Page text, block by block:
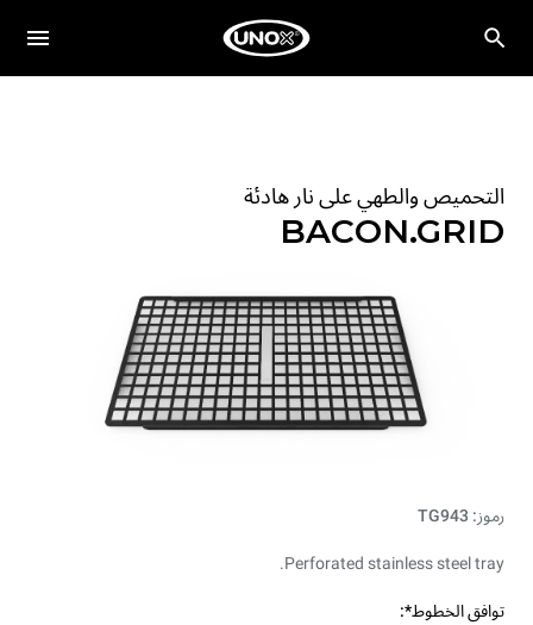
التحميص والطهي على نار هادئة
BACON.GRID
رموز: TG943
Perforated stainless steel tray.
توافق الخطوط*: